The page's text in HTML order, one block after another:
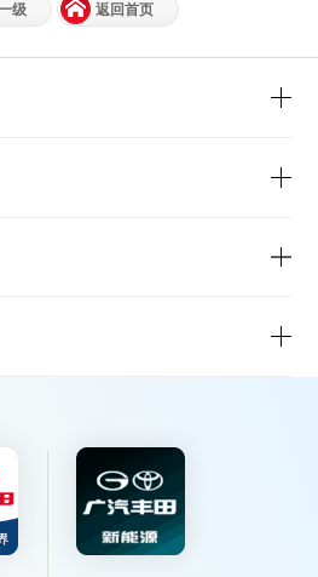
级 返回首页